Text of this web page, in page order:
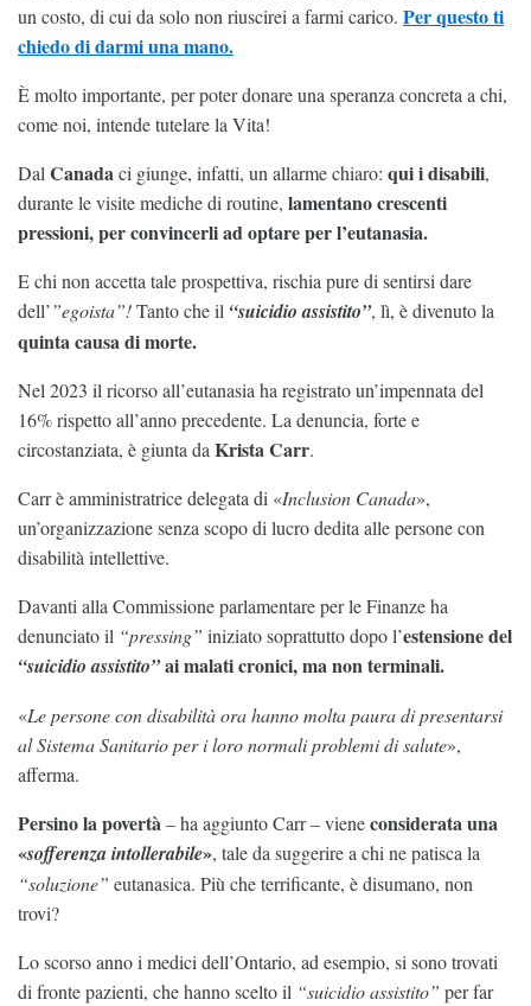
un costo, di cui da solo non riuscirei a farmi carico. Per questo ti
chiedo di darmi una mano.
È molto importante, per poter donare una speranza concreta a chi,
come noi, intende tutelare la Vita!
Dal Canadaci giunge, infatti, un allarme chiaro: qui i disabili,
durante le visite mediche di routine, lamentano crescenti
pressioni, per convincerli ad optare per l’eutanasia.
E chi non accetta tale prospettiva, rischia pure di sentirsi dare
dell’”egoista”!Tanto che il “suicidio assistito”, lì, è divenuto la
quinta causa di morte.
Nel 2023 il ricorso all’eutanasia ha registrato un’impennata del
16% rispetto all’anno precedente. La denuncia, forte e
circostanziata, è giunta da Krista Carr.
Carr è amministratrice delegata di «Inclusion Canada»,
un’organizzazione senza scopo di lucro dedita alle persone con
disabilità intellettive.
Davanti alla Commissione parlamentare per le Finanze ha
denunciato il “pressing” iniziato soprattutto dopo l’estensione del
“suicidio assistito”ai malati cronici, ma non terminali.
«Le persone con disabilità ora hanno molta paura di presentarsi
al Sistema Sanitario per i loro normali problemi di salute»,
afferma.
Persino la povertà– ha aggiunto Carr – vieneconsiderata una
«sofferenza intollerabile», tale da suggerire a chi ne patisca la
“soluzione” eutanasica. Più che terrificante, è disumano, non
trovi?
Lo scorso anno i medici dell’Ontario, ad esempio, si sono trovati
di fronte pazienti, che hanno scelto il “suicidio assistito” per far